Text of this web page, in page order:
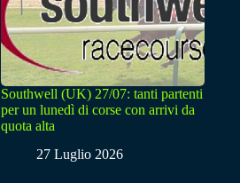
Southwell (UK) 27/07: tanti partenti
per un lunedì di corse con arrivi da
quota alta
27 Luglio 2026